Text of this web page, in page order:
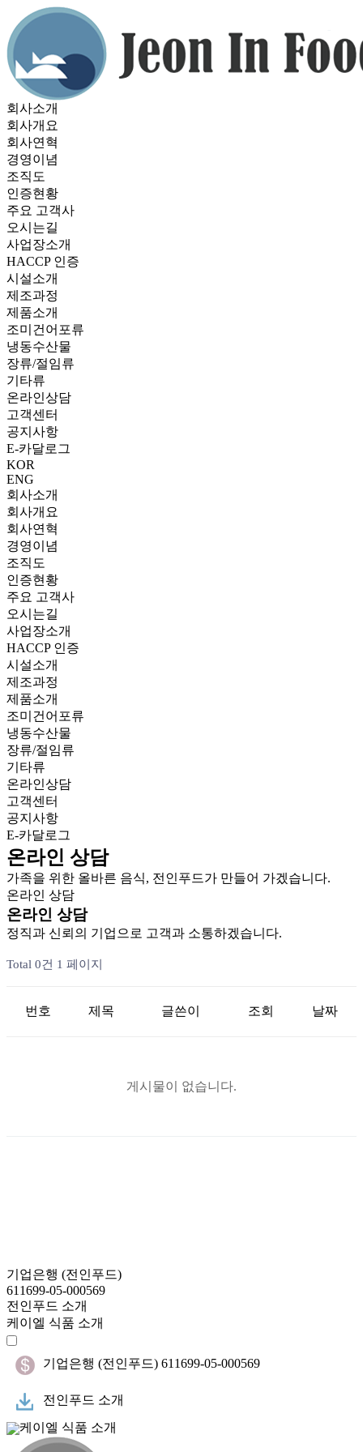
회사소개
회사개요
회사연혁
경영이념
조직도
인증현황
주요 고객사
오시는길
사업장소개
HACCP 인증
시설소개
제조과정
제품소개
조미건어포류
냉동수산물
장류/절임류
기타류
온라인상담
고객센터
공지사항
E-카달로그
KOR
ENG
회사소개
회사개요
회사연혁
경영이념
조직도
인증현황
주요 고객사
오시는길
사업장소개
HACCP 인증
시설소개
제조과정
제품소개
조미건어포류
냉동수산물
장류/절임류
기타류
온라인상담
고객센터
공지사항
E-카달로그
온라인 상담
가족을 위한 올바른 음식, 전인푸드가 만들어 가겠습니다.
온라인 상담
온라인 상담
정직과 신뢰의 기업으로 고객과 소통하겠습니다.
Total 0건 1 페이지
번호 제목 글쓴이 조회 날짜
게시물이 없습니다.
기업은행 (전인푸드)
611699-05-000569
전인푸드 소개
케이엘 식품 소개
기업은행 (전인푸드) 611699-05-000569
전인푸드 소개
케이엘 식품 소개